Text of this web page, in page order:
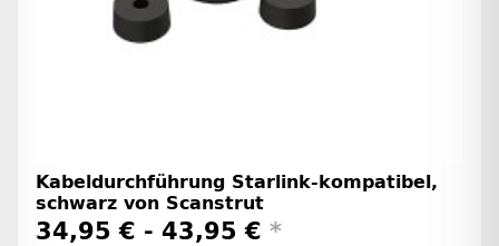
Kabeldurchführung Starlink-kompatibel,
schwarz von Scanstrut
34,95 € - 43,95 € *